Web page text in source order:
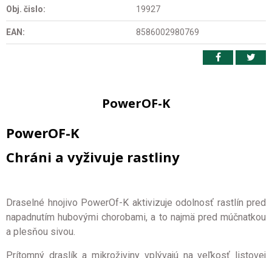
Obj. čislo: 19927
EAN: 8586002980769
PowerOF-K
PowerOF-K
Chráni a vyživuje rastliny
Draselné hnojivo PowerOf-K aktivizuje odolnosť rastlín pred
napadnutím hubovými chorobami, a to najmä pred múčnatkou
a plesňou sivou.
Prítomný draslík a mikroživiny vplývajú na veľkosť listovej